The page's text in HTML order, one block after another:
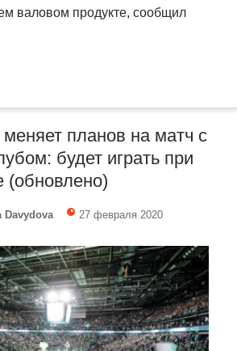
валовом продукте, сообщил
планов на матч с
будет играть при
(обновлено)
Davydova 27 февраля 2020